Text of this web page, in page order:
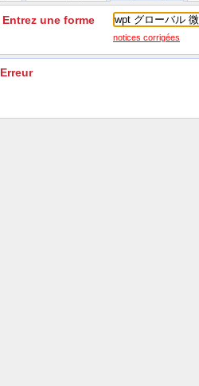
Entrez une forme
notices corrigées
Erreur